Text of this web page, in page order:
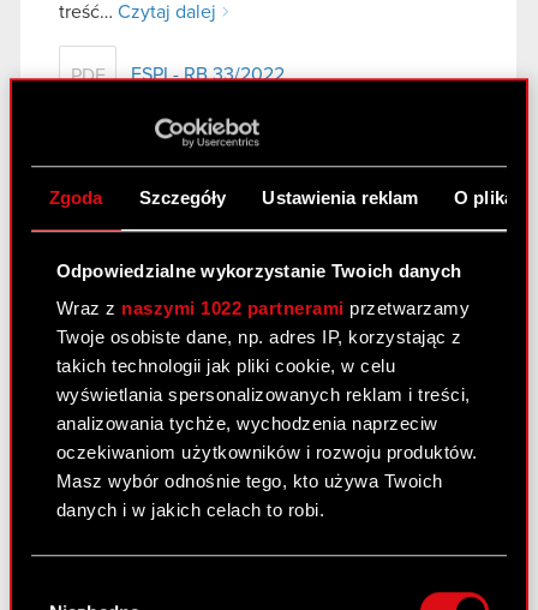
Zgoda Szczegóły Ustawienia reklam O
Odpowiedzialne wykorzystanie Twoich danych
Wraz z naszymi 1022 partnerami przetwarzamy
Twoje osobiste dane, np. adres IP, korzystając z
takich technologii jak pliki cookie, w celu
wyświetlania spersonalizowanych reklam i treści,
analizowania tychże, wychodzenia naprzeciw
oczekiwaniom użytkowników i rozwoju produktów.
Masz wybór odnośnie tego, kto używa Twoich
danych i w jakich celach to robi.
treść… Czytaj dalej
PDF ESPI - RB 33/2022
Zawiadomienie - 23 września 2022
23 września 2022
Temat: Ujawnienie stanu posiadania Podstawa
prawna: Art. 70 pkt 1 Ustawy o ofercie – nabycie
lub zbycie znacznego pakietu akcji Zarząd spółki
CD PROJEKT S.A. z siedzibą w Warszawie
(„Spółka”) przekazuje do publicznej wiadomości
Czytaj dalej
Zawiadomienie - 23 września 2022